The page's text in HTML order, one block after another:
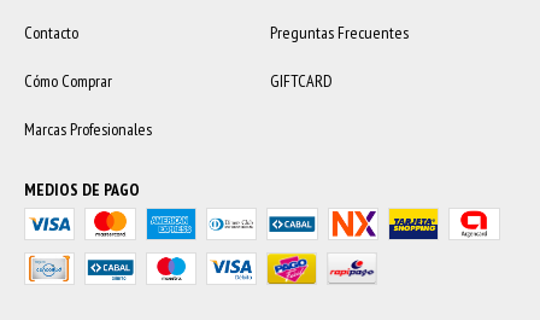
Contacto Preguntas Frecuentes
Cómo Comprar GIFTCARD
Marcas Profesionales
MEDIOS DE PAGO